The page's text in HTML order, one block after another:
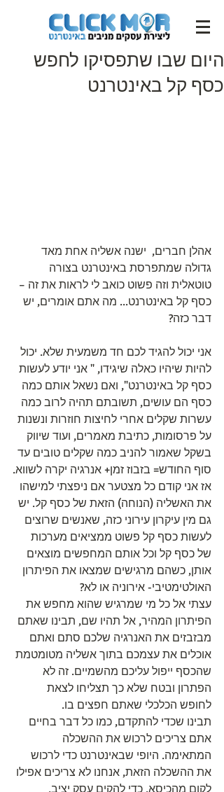
היום שבו שתפסיקו לחפש
כסף קל באינטרנט
אהלן חברים,  ישנה אשליה אחת מאד
גדולה שמתפרסת באינטרנט בצורה
טוטאלית וזה פשוט כואב לי לראות את זה –
כסף קל באינטרנט... מה אתם אומרים, יש
דבר כזה?
אני יכול להגיד לכם חד משמעית שלא. יכול
להיות שיהיו כאלה שיגידו, " אני יודע לעשות
כסף קל באינטרנט", ואם נשאל אותם כמה
כסף הם עושים, תשובתם תהיה לרוב כמה
עשרות שקלים אחרי לחיצות חוזרות ונשנות
על פרסומות, כתיבת מאמרים, ועוד שיווק
בשקל שאמור להניב כמה שקלים טובים עד
סוף החודש= בזבוז זמן+ אנרגיה יקרה לשווא.
אז אני קודם כל מצטער אם ניפצתי למישהו
את האשליה (הנוחה) הזאת של כסף קל. יש
גם מין עיקרון עירוני כזה, שאנשים שרוצים
לעשות כסף קל פשוט ממציאים מערכות
של כסף קל וכל אותם המחפשים מוצאים
אותן, כשהם מרגישים שמצאו את הפיתרון
האולטימטיבי- אירוניה או לא?
עצתי אל כל מי שמרגיש שהוא מחפש את
הפיתרון המהיר, אל תהיו שם, תבינו שאתם
מבזבזים את האנרגיה שלכם סתם ואתם
אוכלים את עצמכם בתוך אשליה מטומטמת
שהכסף ייפול עליכם מהשמיים. זה לא
הפתרון ובטח שלא כך תצליחו לצאת
לחופש הכלכלי שאתם חפצים בו.
תבינו שכדי להתקדם, כמו כל דבר בחיים
אתם צריכים לרכוש את ההשכלה
המתאימה. היופי שבאינטרנט כדי לרכוש
את ההשכלה הזאת, אנחנו לא צריכים אפילו
לקום מהכיסא. כדי להקים עסק יציב,